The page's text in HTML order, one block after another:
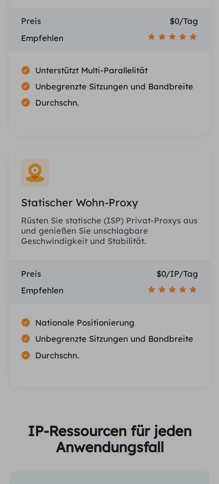
Preis
$0/Tag
Empfehlen
Unterstützt Multi-Parallelität
Unbegrenzte Sitzungen und Bandbreite
Durchschn.
Statischer Wohn-Proxy
Rüsten Sie statische (ISP) Privat-Proxys aus
und genießen Sie unschlagbare
Geschwindigkeit und Stabilität.
Preis
$0/IP/Tag
Empfehlen
Nationale Positionierung
Unbegrenzte Sitzungen und Bandbreite
Durchschn.
IP-Ressourcen für jeden
Anwendungsfall